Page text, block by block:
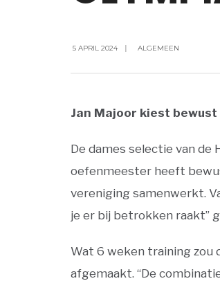
5 APRIL 2024 | ALGEMEEN
Jan Majoor kiest bewust
De dames selectie van de
oefenmeester heeft
vereniging samenwerkt.
je er bij betrokken raakt”
Wat 6 weken training zou
afgemaakt. “De